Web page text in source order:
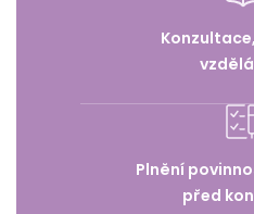
Plnění
před